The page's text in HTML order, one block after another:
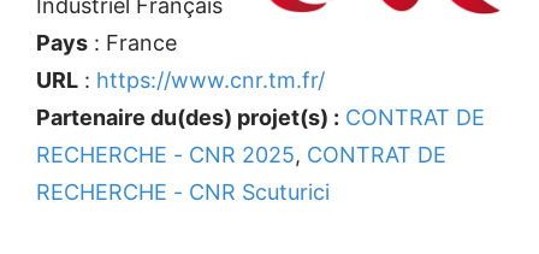
Industriel Français
Pays : France
URL : https://www.cnr.tm.fr/
Partenaire du(des) projet(s) : CONTRAT DE
RECHERCHE - CNR 2025, CONTRAT DE
RECHERCHE - CNR Scuturici